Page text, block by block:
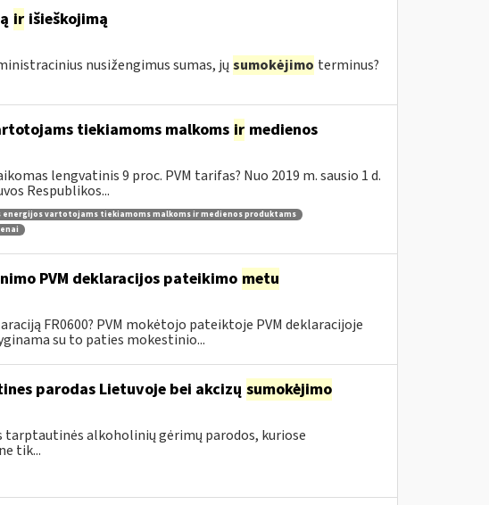
irišieškojimą
nusižengimus sumas, jų sumokėjimo terminus?
tiekiamoms malkoms irmedienos
lengvatinis 9 proc. PVM tarifas? Nuo 2019 m. sausio 1 d.
Respublikos...
vartotojams tiekiamoms malkoms ir medienos produktams
PVM deklaracijos pateikimo metu
FR0600? PVM mokėtojo pateiktoje PVM deklaracijoje
su to paties mokestinio...
parodas Lietuvoje bei akcizų sumokėjimo
alkoholinių gėrimų parodos, kuriose
tik...